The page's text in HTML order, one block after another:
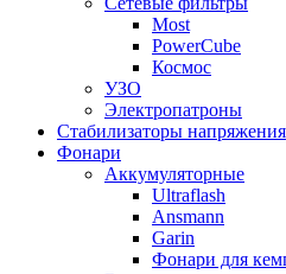
Most
PowerCube
Космос
УЗО
Электропатроны
Стабилизаторы напряжения
Фонари
Аккумуляторные
Ultraflash
Ansmann
Garin
Фонари для